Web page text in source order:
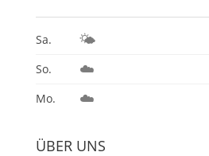
Sa. 🌤️
So.
☁️
Mo.
☁️
ÜBER UNS